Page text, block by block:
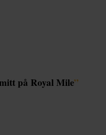
på Royal Mile”